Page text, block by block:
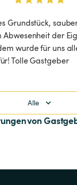
Grundstück,
Abwesenheit der
wurde für uns
Tolle Gastgeber
Alle
von